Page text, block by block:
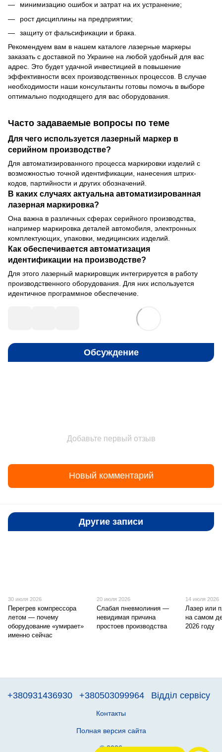
минимизацию ошибок и затрат на их устранение;
рост дисциплины на предприятии;
защиту от фальсификации и брака.
Рекомендуем вам в нашем каталоге лазерные маркеры
заказать с доставкой по Украине на любой удобный для вас
адрес. Это будет удачной инвестицией в повышение
эффективности всех производственных процессов. В случае
необходимости наши консультанты готовы помочь в выборе
оптимально подходящего для вас оборудования.
Часто задаваемые вопросы по теме
Для чего используется лазерный маркер в
серийном производстве?
Для автоматизированного процесса маркировки изделий с
возможностью точной идентификации, нанесения штрих-
кодов, партийности и других обозначений.
В каких случаях актуальна автоматизированная
лазерная маркировка?
Она важна в различных сферах серийного производства,
например маркировка деталей автомобиля, электронных
комплектующих, упаковки, медицинских изделий.
Как обеспечивается автоматизация
идентификации на производстве?
Для этого лазерный маркировщик интегрируется в работу
производственного оборудования. Для них используется
идентичное программное обеспечение.
Обсуждение
Добавьте первый отзыв
Новый комментарий
Другие записи
30 июля 2026
Перегрев компрессора
летом — почему
оборудование «умирает»
именно сейчас
20 июля 2026
Слабая пневмолиния —
невидимая причина
простоев производства
14 июля 2026
Лазер или
на самом
2026 году
+380931436930 +380503099964 Відділ сервісу
Контакты
Полная версия сайта
© 2026